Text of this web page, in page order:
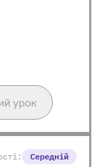
урок
Середній